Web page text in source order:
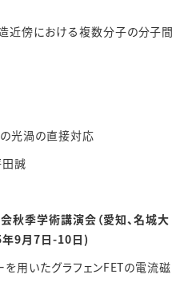
傍における複数分子の分子間
渦の直接対応
誠
季学術講演会（愛知、名城大
年9月7日-10日)
いたグラフェンFETの電流磁